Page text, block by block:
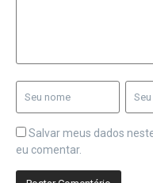
Salvar meus dados
eu comentar.